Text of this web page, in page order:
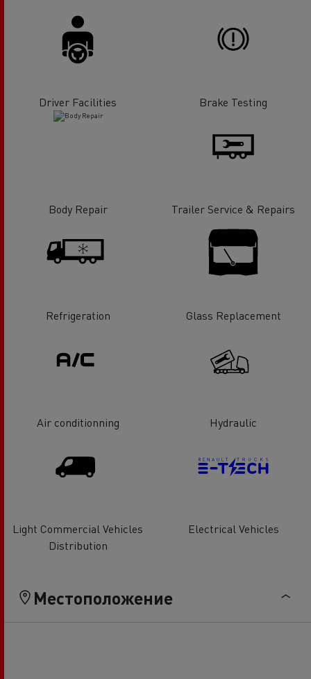
Driver Facilities Brake Testing
Body Repair Trailer Service & Repairs
Refrigeration Glass Replacement
Air conditionning Hydraulic
Light Commercial Vehicles
Distribution
Electrical Vehicles
Местоположение